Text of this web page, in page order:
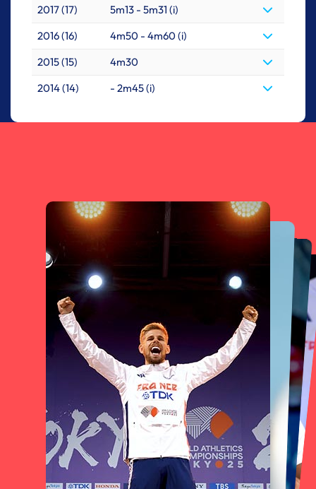
2017 (17)
5m13 - 5m31 (i)
2016 (16)
4m50 - 4m60 (i)
2015 (15)
4m30
2014 (14)
- 2m45 (i)